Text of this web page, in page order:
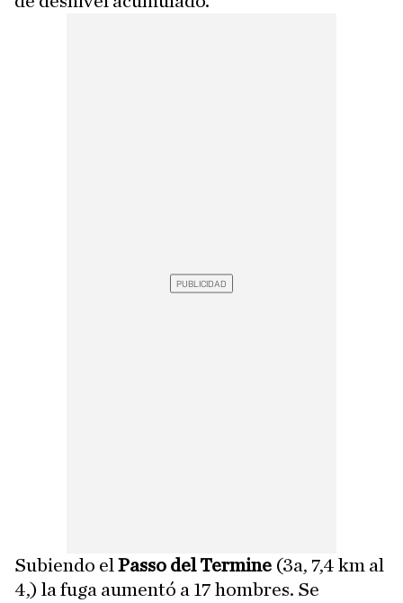
Subiendo el Passo del Termine (3a, 7,4 km al
4,) la fuga aumentó a 17 hombres. Se